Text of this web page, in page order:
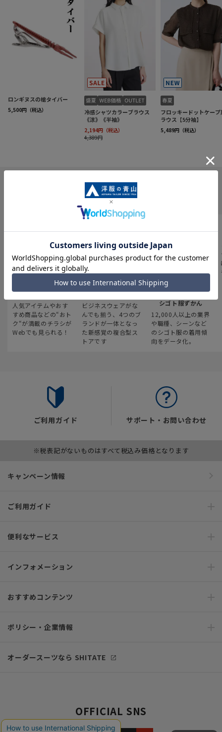
INFORMATION
最新のお買い得情報
人気アイテムやおす
すめ商品などの“おト
ク“が満載のチラシが
Webでも見られる！
スーツスクエア
ビジネスウェアがな
んでも揃う、4つのブ
ランドが一体となっ
た新感覚の複合型ス
トアです
みんなの
シゴト服ずかん
12,000人以上の業界
や職種、シーンなど
のシゴト服の着用傾
向をデータ化。
ご利用ガイド サポート・お問い合わせ
※税表記がないものはすべて税込み価格となります
キャンペーン情報
ご利用ガイド
便利なサービス
インフォメーション
おすすめコンテンツ
ポリシー・企業情報
オーダースーツなら SHITATE
OFFICIAL SNS